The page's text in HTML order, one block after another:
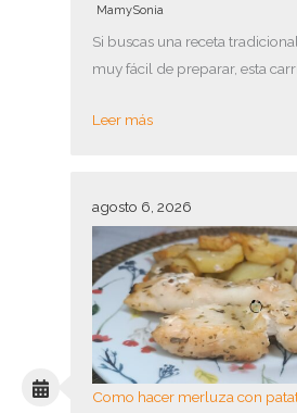
MamySonia
Si buscas una receta
muy fácil de preparar, esta
Leer más
agosto 6, 2026
Como hacer merluza con